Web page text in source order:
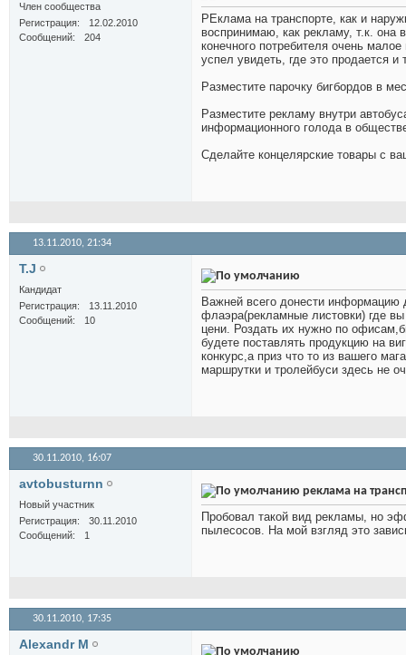
Член сообщества
Регистрация
12.02.2010
Сообщений
204
РЕклама на транспорте, как и
воспринимаю, как рекламу, т.к. она
конечного потребителя очень
успел увидеть, где это продается
Разместите парочку бигбордов в
Разместите рекламу внутри
информационного голода в
Сделайте концелярские товары с
13.11.2010, 21:34
T.J
Кандидат
Регистрация
13.11.2010
Сообщений
10
Важней всего донести
флаэра(рекламные листовки) где
цени. Роздать их нужно по
будете поставлять продукцию на
конкурс,а приз что то из вашего
маршрутки и тролейбуси здесь не
30.11.2010, 16:07
avtobusturnn
Новый участник
Регистрация
30.11.2010
Сообщений
1
реклама на
Пробовал такой вид рекламы, но
пылесосов. На мой взгляд это
30.11.2010, 17:35
Alexandr M